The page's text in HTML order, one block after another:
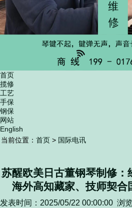
首页
揽修
工艺
手保
钢保
网站
English
当前位置： 首页> 国际电讯
苏醒欧美日古董钢琴制修：
海外高知藏家、技师契合
发表时间：2025/05/22 00:00:00 浏